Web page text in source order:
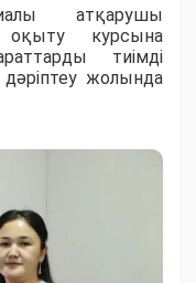
атқарушы
курсына
тиімді
жолында